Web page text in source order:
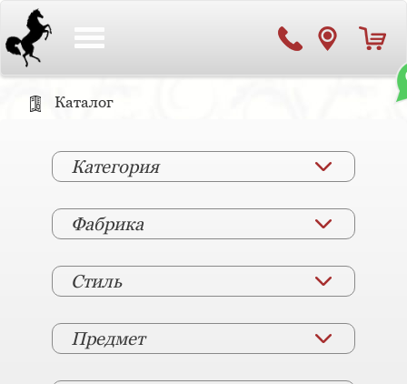
Каталог
Категория
Фабрика
Стиль
Предмет